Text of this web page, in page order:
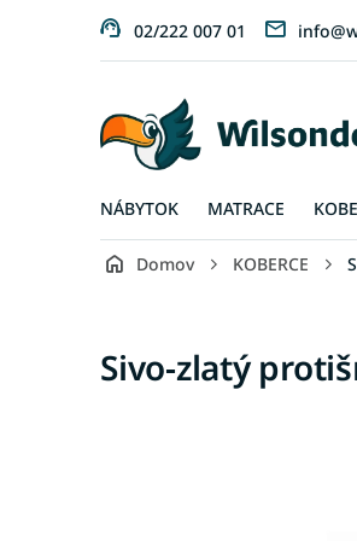
02/222 007 01
NÁBYTOK MATRACE
Domov KOBERCE
Sivo-zlatý